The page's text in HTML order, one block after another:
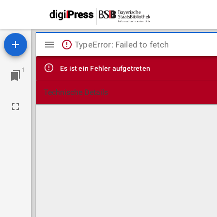
1
Mirador
Viewer
TypeError: Failed to fetch
Es ist ein Fehler aufgetreten
Technische Details